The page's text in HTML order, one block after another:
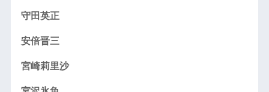
守田英正
安倍晋三
宮崎莉里沙